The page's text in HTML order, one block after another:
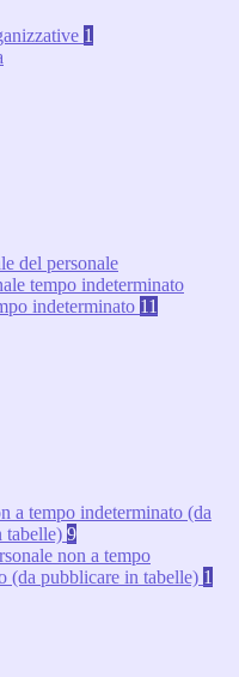
1
del personale
tempo indeterminato
indeterminato 11
a tempo indeterminato (da
tabelle) 9
non a tempo
(da pubblicare in tabelle) 1